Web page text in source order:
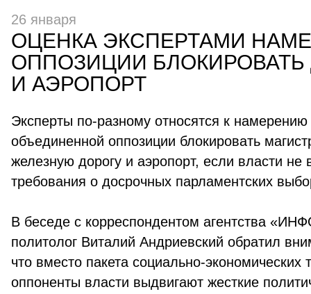
26 января
ОЦЕНКА ЭКСПЕРТАМИ
ОППОЗИЦИИ БЛОКИРОВАТЬ
И АЭРОПОРТ
Эксперты по-разному относятся к намерению
объединенной оппозиции блокировать
железную дорогу и аэропорт, если власти не
требования о досрочных парламентских
В беседе с корреспондентом агентства
политолог Виталий Андриевский обратил
что вместо пакета социально-экономических
оппоненты власти выдвигают жесткие